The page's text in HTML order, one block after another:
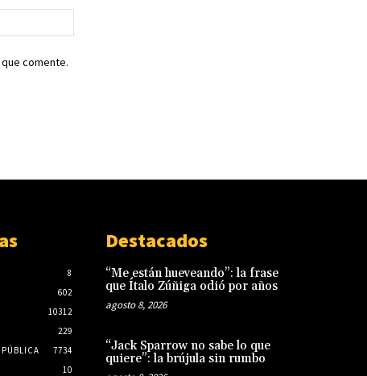
web:
comente.
8
602
10312
229
7734
10
Destacados
“Me están hueveando”: la frase
que Ítalo Zúñiga odió por años
agosto 8, 2026
“Jack Sparrow no sabe lo que
quiere”: la brújula sin rumbo